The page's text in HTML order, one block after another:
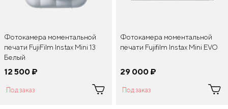
Фотокамера моментальной
печати FujiFilm Instax Mini 13
Белый
12 500 ¤
Под заказ
Фотокамера моментальной
печати Fujifilm Instax Mini EVO
29 000 ¤
Под заказ